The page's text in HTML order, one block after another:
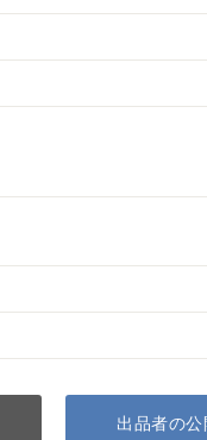
出品者の